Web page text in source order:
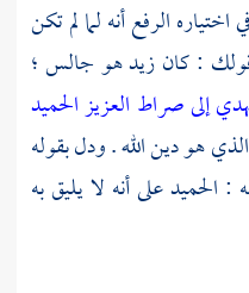
الرفع أنه لما لم تكن
قولك : كان زيد هو جالس ؛
إلى صراط العزيز الحميد
هو دين الله . ودل بقوله
الحميد على أنه لا يليق به